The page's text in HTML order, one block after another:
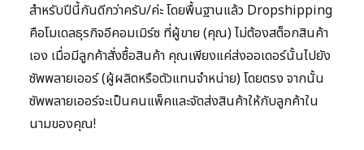
สำหรับปีนี้กันดีกว่าครับ/ค่ะ โดยพื้นฐานแล้ว Dropshipping
คือโมเดลธุรกิจอีคอมเมิร์ซ ที่ผู้ขาย (คุณ) ไม่ต้องสต็อกสินค้า
เอง เมื่อมีลูกค้าสั่งซื้อสินค้า คุณเพียงแค่ส่งออเดอร์นั้นไปยัง
ซัพพลายเออร์ (ผู้ผลิตหรือตัวแทนจำหน่าย) โดยตรง จากนั้น
ซัพพลายเออร์จะเป็นคนแพ็คและจัดส่งสินค้าให้กับลูกค้าใน
นามของคุณ!